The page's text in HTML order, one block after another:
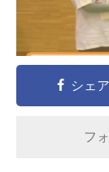
シェ
フ